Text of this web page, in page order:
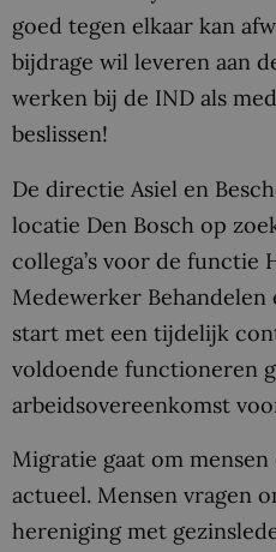
goed tegen elkaar kan
bijdrage wil leveren aan
werken bij de IND als
beslissen!
De directie Asiel en
locatie Den Bosch op
collega’s voor de functie
Medewerker Behandelen
start met een tijdelijk
voldoende functioneren
arbeidsovereenkomst
Migratie gaat om
actueel. Mensen vragen
hereniging met